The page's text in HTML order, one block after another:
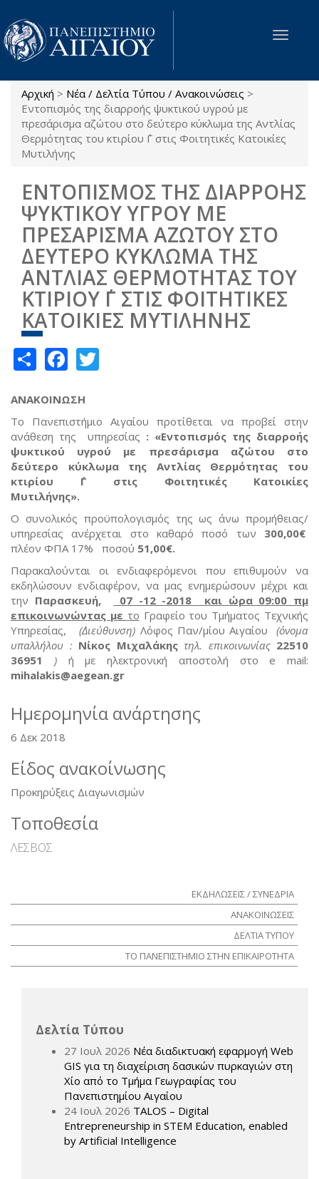
Παράκαμψη προς το κυρίως περιεχόμενο
Toggle
Είστε εδώ
Αρχική > Νέα / Δελτία Τύπου / Ανακοινώσεις >
Εντοπισμός της διαρροής ψυκτικού υγρού με
πρεσάρισμα αζώτου στο δεύτερο κύκλωμα της Αντλίας
Θερμότητας του κτιρίου ΄Γ στις Φοιτητικές Κατοικίες
Μυτιλήνης
ΕΝΤΟΠΙΣΜΟΣ ΤΗΣ ΔΙΑΡΡΟΗΣ
ΨΥΚΤΙΚΟΥ ΥΓΡΟΥ ΜΕ
ΠΡΕΣΑΡΙΣΜΑ ΑΖΩΤΟΥ ΣΤΟ
ΔΕΥΤΕΡΟ ΚΥΚΛΩΜΑ ΤΗΣ
ΑΝΤΛΙΑΣ ΘΕΡΜΟΤΗΤΑΣ ΤΟΥ
ΚΤΙΡΙΟΥ ΄Γ ΣΤΙΣ ΦΟΙΤΗΤΙΚΕΣ
ΚΑΤΟΙΚΙΕΣ ΜΥΤΙΛΗΝΗΣ
ShareFacebook
ΑΝΑΚΟΙΝΩΣΗ
Το Πανεπιστήμιο Αιγαίου προτίθεται να προβεί στην
ανάθεση της υπηρεσίας : «Εντοπισμός της διαρροής
ψυκτικού υγρού
με πρεσάρισμα αζώτου στο
δεύτερο κύκλωμα της Αντλίας Θερμότητας του
κτιρίου ΄Γ στις Φοιτητικές Κατοικίες
Μυτιλήνης».
Ο συνολικός προϋπολογισμός της ως άνω προμήθειας/
υπηρεσίας ανέρχεται στο καθαρό ποσό των 300,00€
πλέον ΦΠΑ 17% ποσού 51,00€.
Παρακαλούνται οι ενδιαφερόμενοι που επιθυμούν να
εκδηλώσουν ενδιαφέρον, να μας ενημερώσουν μέχρι και
την Παρασκευή,
07 -12 -2018 και ώρα 09:00 πμ
επικοινωνώντας με το Γραφείο του Τμήματος Τεχνικής
Υπηρεσίας,(Διεύθυνση) Λόφος Παν/μίου Αιγαίου (όνομα
υπαλλήλου : Νίκος Μιχαλάκηςτηλ. επικοινωνίας 22510
36951 )ή με ηλεκτρονική αποστολή στο e mail:
mihalakis@aegean.gr
Ημερομηνία ανάρτησης
6 Δεκ 2018
Είδος ανακοίνωσης
Προκηρύξεις Διαγωνισμών
Τοποθεσία
ΛΕΣΒΟΣ
ΕΚΔΗΛΩΣΕΙΣ / ΣΥΝΕΔΡΙΑ
ΑΝΑΚΟΙΝΩΣΕΙΣ
ΔΕΛΤΙΑ ΤΥΠΟΥ
ΤΟ ΠΑΝΕΠΙΣΤΗΜΙΟ ΣΤΗΝ ΕΠΙΚΑΙΡΟΤΗΤΑ
Δελτία Τύπου
27 Ιουλ 2026 Νέα διαδικτυακή εφαρμογή Web
GIS για τη διαχείριση δασικών πυρκαγιών στη
Χίο από το Τμήμα Γεωγραφίας του
Πανεπιστημίου Αιγαίου
24 Ιουλ 2026 TALOS – Digital
Entrepreneurship in STEM Education, enabled
by Artificial Intelligence